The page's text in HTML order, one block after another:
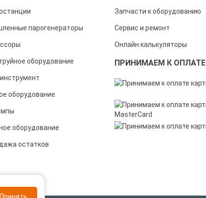
парогенераторы
оборудование
оборудование
оборудование
остатков
Запчасти к оборудованию
Сервис и ремонт
Онлайн калькуляторы
ПРИНИМАЕМ К ОПЛАТЕ